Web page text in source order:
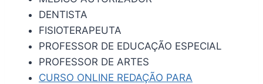
DENTISTA
FISIOTERAPEUTA
PROFESSOR DE EDUCAÇÃO ESPECIAL
PROFESSOR DE ARTES
CURSO ONLINE REDAÇÃO PARA